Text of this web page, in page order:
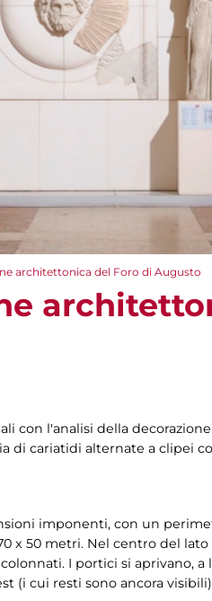
architettonica del Foro di Augusto
con l'analisi della
di cariatidi alternate a clipei
imponenti, con un
x 50 metri. Nel centro del
I portici si aprivano,
(i cui resti sono ancora